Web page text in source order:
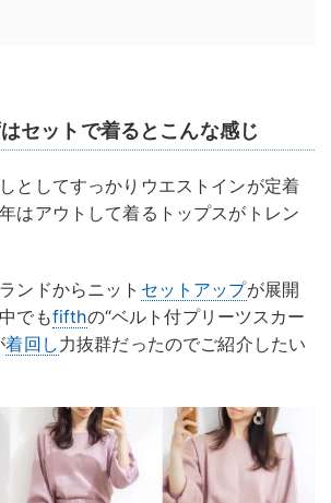
セットで着るとこんな感じ
としてすっかりウエストインが定着
はアウトして着るトップスがトレン
ンドからニット セットアップが展開
でもfifthの“ベルト付プリーツスカー
着回し力抜群だったのでご紹介したい